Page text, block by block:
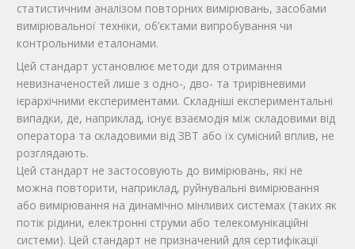
статистичним аналізом повторних вимірювань, засобами
вимірювальної техніки, об’єктами випробування чи
контрольними еталонами.
Цей стандарт установлює методи для отримання
невизначеностей лише з одно-, дво- та трирівневими
ієрархічними експериментами. Складніші експериментальні
випадки, де, наприклад, існує взаємодія між складовими від
оператора та складовими від ЗВТ або їх сумісний вплив, не
розглядають.
Цей стандарт не застосовують до вимірювань, які не
можна повторити, наприклад, руйнувальні вимірювання
або вимірювання на динамічно мінливих системах (таких як
потік рідини, електронні струми або телекомунікаційні
системи). Цей стандарт не призначений для сертифікації